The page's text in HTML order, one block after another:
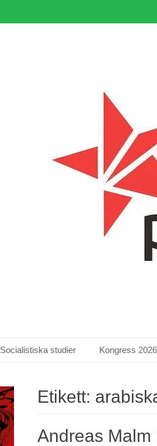
Socialistiska studier Kongress 2026
Etikett:
Andreas Malm